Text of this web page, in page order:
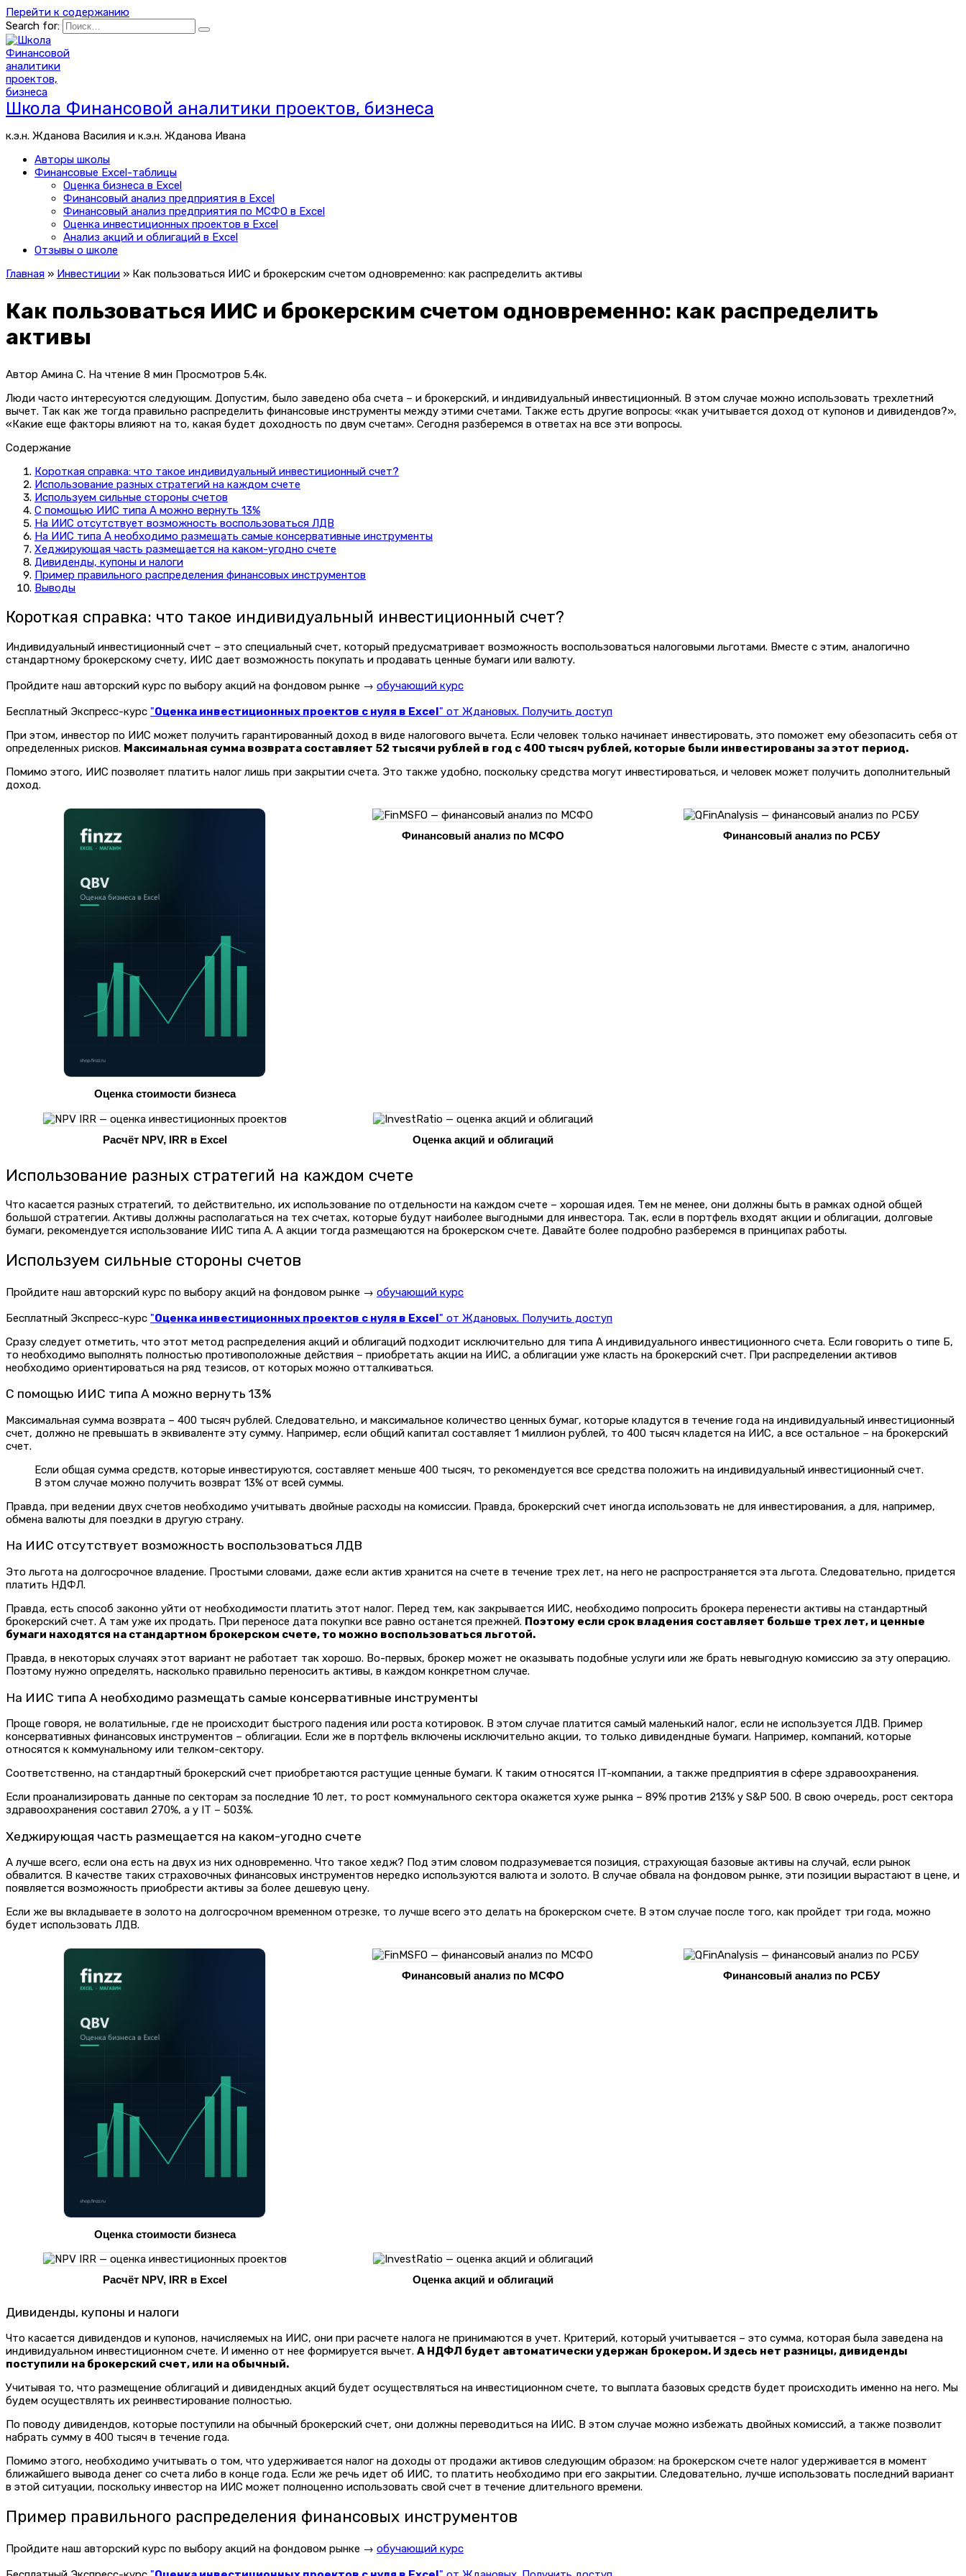
Перейти к содержанию
Search for:
Школа Финансовой аналитики проектов, бизнеса
к.э.н. Жданова Василия и к.э.н. Жданова Ивана
Авторы школы
Финансовые Excel-таблицы
Оценка бизнеса в Excel
Финансовый анализ предприятия в Excel
Финансовый анализ предприятия по МСФО в Excel
Оценка инвестиционных проектов в Excel
Анализ акций и облигаций в Excel
Отзывы о школе
Главная » Инвестиции » Как пользоваться ИИС и брокерским счетом одновременно: как распределить активы
Как пользоваться ИИС и брокерским счетом одновременно: как распределить
активы
Автор Амина С. На чтение 8 мин Просмотров 5.4к.
Люди часто интересуются следующим. Допустим, было заведено оба счета – и брокерский, и индивидуальный инвестиционный. В этом случае можно использовать трехлетний
вычет. Так как же тогда правильно распределить финансовые инструменты между этими счетами. Также есть другие вопросы: «как учитывается доход от купонов и дивидендов?»,
«Какие еще факторы влияют на то, какая будет доходность по двум счетам». Сегодня разберемся в ответах на все эти вопросы.
Содержание
Короткая справка: что такое индивидуальный инвестиционный счет?
Использование разных стратегий на каждом счете
Используем сильные стороны счетов
С помощью ИИС типа А можно вернуть 13%
На ИИС отсутствует возможность воспользоваться ЛДВ
На ИИС типа А необходимо размещать самые консервативные инструменты
Хеджирующая часть размещается на каком-угодно счете
Дивиденды, купоны и налоги
Пример правильного распределения финансовых инструментов
Выводы
Короткая справка: что такое индивидуальный инвестиционный счет?
Индивидуальный инвестиционный счет – это специальный счет, который предусматривает возможность воспользоваться налоговыми льготами. Вместе с этим, аналогично
стандартному брокерскому счету, ИИС дает возможность покупать и продавать ценные бумаги или валюту.
Пройдите наш авторский курс по выбору акций на фондовом рынке → обучающий курс
Бесплатный Экспресс-курс "Оценка инвестиционных проектов с нуля в Excel" от Ждановых. Получить доступ
При этом, инвестор по ИИС может получить гарантированный доход в виде налогового вычета. Если человек только начинает инвестировать, это поможет ему обезопасить себя от
определенных рисков. Максимальная сумма возврата составляет 52 тысячи рублей в год с 400 тысяч рублей, которые были инвестированы за этот период.
Помимо этого, ИИС позволяет платить налог лишь при закрытии счета. Это также удобно, поскольку средства могут инвестироваться, и человек может получить дополнительный
доход.
Оценка стоимости бизнеса
Финансовый анализ по МСФО Финансовый анализ по РСБУ
Расчёт NPV, IRR в Excel Оценка акций и облигаций
Использование разных стратегий на каждом счете
Что касается разных стратегий, то действительно, их использование по отдельности на каждом счете – хорошая идея. Тем не менее, они должны быть в рамках одной общей
большой стратегии. Активы должны располагаться на тех счетах, которые будут наиболее выгодными для инвестора. Так, если в портфель входят акции и облигации, долговые
бумаги, рекомендуется использование ИИС типа А. А акции тогда размещаются на брокерском счете. Давайте более подробно разберемся в принципах работы.
Используем сильные стороны счетов
Пройдите наш авторский курс по выбору акций на фондовом рынке → обучающий курс
Бесплатный Экспресс-курс "Оценка инвестиционных проектов с нуля в Excel" от Ждановых. Получить доступ
Сразу следует отметить, что этот метод распределения акций и облигаций подходит исключительно для типа А индивидуального инвестиционного счета. Если говорить о типе Б,
то необходимо выполнять полностью противоположные действия – приобретать акции на ИИС, а облигации уже класть на брокерский счет. При распределении активов
необходимо ориентироваться на ряд тезисов, от которых можно отталкиваться.
С помощью ИИС типа А можно вернуть 13%
Максимальная сумма возврата – 400 тысяч рублей. Следовательно, и максимальное количество ценных бумаг, которые кладутся в течение года на индивидуальный инвестиционный
счет, должно не превышать в эквиваленте эту сумму. Например, если общий капитал составляет 1 миллион рублей, то 400 тысяч кладется на ИИС, а все остальное – на брокерский
счет.
Если общая сумма средств, которые инвестируются, составляет меньше 400 тысяч, то рекомендуется все средства положить на индивидуальный инвестиционный счет.
В этом случае можно получить возврат 13% от всей суммы.
Правда, при ведении двух счетов необходимо учитывать двойные расходы на комиссии. Правда, брокерский счет иногда использовать не для инвестирования, а для, например,
обмена валюты для поездки в другую страну.
На ИИС отсутствует возможность воспользоваться ЛДВ
Это льгота на долгосрочное владение. Простыми словами, даже если актив хранится на счете в течение трех лет, на него не распространяется эта льгота. Следовательно, придется
платить НДФЛ.
Правда, есть способ законно уйти от необходимости платить этот налог. Перед тем, как закрывается ИИС, необходимо попросить брокера перенести активы на стандартный
брокерский счет. А там уже их продать. При переносе дата покупки все равно останется прежней. Поэтому если срок владения составляет больше трех лет, и ценные
бумаги находятся на стандартном брокерском счете, то можно воспользоваться льготой.
Правда, в некоторых случаях этот вариант не работает так хорошо. Во-первых, брокер может не оказывать подобные услуги или же брать невыгодную комиссию за эту операцию.
Поэтому нужно определять, насколько правильно переносить активы, в каждом конкретном случае.
На ИИС типа А необходимо размещать самые консервативные инструменты
Проще говоря, не волатильные, где не происходит быстрого падения или роста котировок. В этом случае платится самый маленький налог, если не используется ЛДВ. Пример
консервативных финансовых инструментов – облигации. Если же в портфель включены исключительно акции, то только дивидендные бумаги. Например, компаний, которые
относятся к коммунальному или телком-сектору.
Соответственно, на стандартный брокерский счет приобретаются растущие ценные бумаги. К таким относятся IT-компании, а также предприятия в сфере здравоохранения.
Если проанализировать данные по секторам за последние 10 лет, то рост коммунального сектора окажется хуже рынка – 89% против 213% у S&P 500. В свою очередь, рост сектора
здравоохранения составил 270%, а у IT – 503%.
Хеджирующая часть размещается на каком-угодно счете
А лучше всего, если она есть на двух из них одновременно. Что такое хедж? Под этим словом подразумевается позиция, страхующая базовые активы на случай, если рынок
обвалится. В качестве таких страховочных финансовых инструментов нередко используются валюта и золото. В случае обвала на фондовом рынке, эти позиции вырастают в цене, и
появляется возможность приобрести активы за более дешевую цену.
Если же вы вкладываете в золото на долгосрочном временном отрезке, то лучше всего это делать на брокерском счете. В этом случае после того, как пройдет три года, можно
будет использовать ЛДВ.
Оценка стоимости бизнеса
Финансовый анализ по МСФО Финансовый анализ по РСБУ
Расчёт NPV, IRR в Excel Оценка акций и облигаций
Дивиденды, купоны и налоги
Что касается дивидендов и купонов, начисляемых на ИИС, они при расчете налога не принимаются в учет. Критерий, который учитывается – это сумма, которая была заведена на
индивидуальном инвестиционном счете. И именно от нее формируется вычет. А НДФЛ будет автоматически удержан брокером. И здесь нет разницы, дивиденды
поступили на брокерский счет, или на обычный.
Учитывая то, что размещение облигаций и дивидендных акций будет осуществляться на инвестиционном счете, то выплата базовых средств будет происходить именно на него. Мы
будем осуществлять их реинвестирование полностью.
По поводу дивидендов, которые поступили на обычный брокерский счет, они должны переводиться на ИИС. В этом случае можно избежать двойных комиссий, а также позволит
набрать сумму в 400 тысяч в течение года.
Помимо этого, необходимо учитывать о том, что удерживается налог на доходы от продажи активов следующим образом: на брокерском счете налог удерживается в момент
ближайшего вывода денег со счета либо в конце года. Если же речь идет об ИИС, то платить необходимо при его закрытии. Следовательно, лучше использовать последний вариант
в этой ситуации, поскольку инвестор на ИИС может полноценно использовать свой счет в течение длительного времени.
Пример правильного распределения финансовых инструментов
Пройдите наш авторский курс по выбору акций на фондовом рынке → обучающий курс